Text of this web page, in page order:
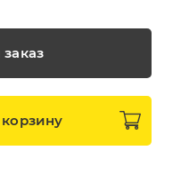
корзину